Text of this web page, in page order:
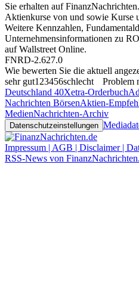
Sie erhalten auf
Aktienkurse von und sowie Kurse
Weitere Kennzahlen,
Unternehmensinformationen zu
aufWallstreet Online.
FNRD-2.627.0
Wie bewerten Sie die aktuell
sehr gut1 23456schlecht
Problem
Deutschland 40Xetra-Orderbuch
Nachrichten BörsenAktien-
MedienNachrichten-Archiv
Datenschutzeinstellungen
Impressum | AGB | Disclaimer |
RSS-News von